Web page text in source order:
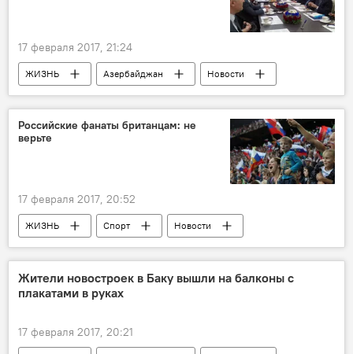
17 февраля 2017, 21:24
ЖИЗНЬ Азербайджан
Новости
Россия
Баку
Адалят Мурадов
Виктор Гришин
Азербайджанский государственный экономический университет (UNEC)
Российские фанаты британцам: не
верьте
17 февраля 2017, 20:52
ЖИЗНЬ Спорт
Новости
Россия
Россия
Англия
Монсон
фильм
хулиганы
Жители новостроек в Баку вышли на балконы с
плакатами в руках
17 февраля 2017, 20:21